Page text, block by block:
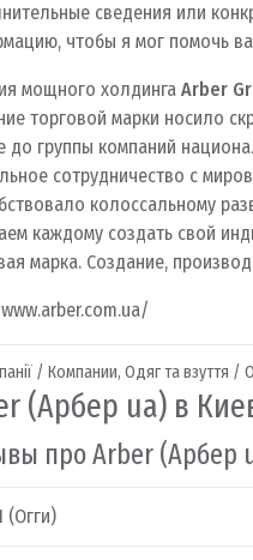
сведения или
чтобы я мог помочь
мощного холдинга Arber
торговой марки носило
до группы компаний
сотрудничество с
колоссальному
каждому создать свой
марка. Создание,
/ Компании, Одяг та взуття /
(Арбер ua) в
про Arber (Арбер
navigation
(Огги)